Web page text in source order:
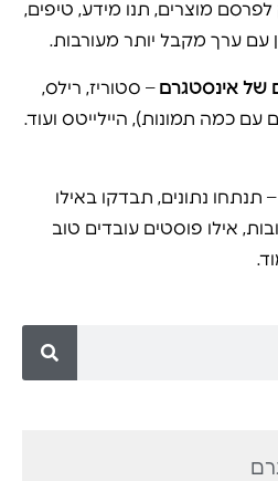
מוצרים, תנו מידע, טיפים,
עם ערך מקבל יותר מעורבות.
של אינסטגרם – סטוריז, רילס,
עם כמה תמונות), היילייטס ועוד.
– תנתחו נתונים, תבדקו באילו
אילו פוסטים עובדים טוב